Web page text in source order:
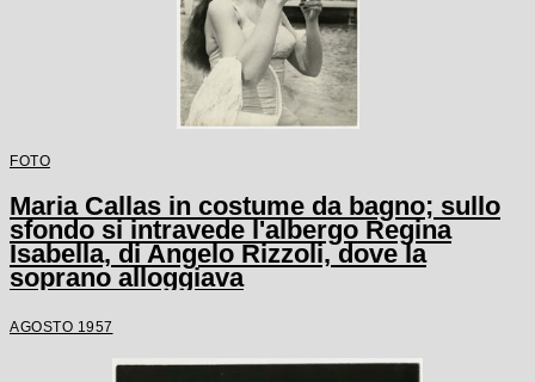
FOTO
Maria Callas in costume da bagno; sullo
sfondo si intravede l'albergo Regina
Isabella, di Angelo Rizzoli, dove la
soprano alloggiava
AGOSTO 1957